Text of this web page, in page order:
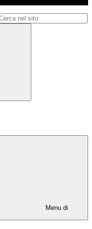
Menu di